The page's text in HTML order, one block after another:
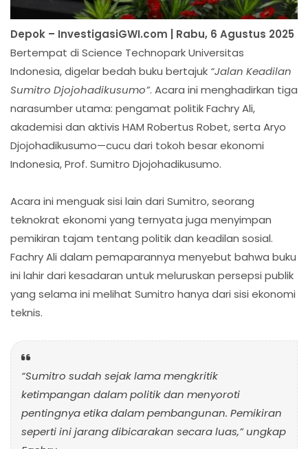
Depok – InvestigasiGWI.com | Rabu, 6 Agustus 2025
Bertempat di Science Technopark Universitas
Indonesia, digelar bedah buku bertajuk “Jalan Keadilan
Sumitro Djojohadikusumo”. Acara ini menghadirkan tiga
narasumber utama: pengamat politik Fachry Ali,
akademisi dan aktivis HAM Robertus Robet, serta Aryo
Djojohadikusumo—cucu dari tokoh besar ekonomi
Indonesia, Prof. Sumitro Djojohadikusumo.
Acara ini menguak sisi lain dari Sumitro, seorang
teknokrat ekonomi yang ternyata juga menyimpan
pemikiran tajam tentang politik dan keadilan sosial.
Fachry Ali dalam pemaparannya menyebut bahwa buku
ini lahir dari kesadaran untuk meluruskan persepsi publik
yang selama ini melihat Sumitro hanya dari sisi ekonomi
teknis.
“Sumitro sudah sejak lama mengkritik
ketimpangan dalam politik dan menyoroti
pentingnya etika dalam pembangunan. Pemikiran
seperti ini jarang dibicarakan secara luas,”ungkap